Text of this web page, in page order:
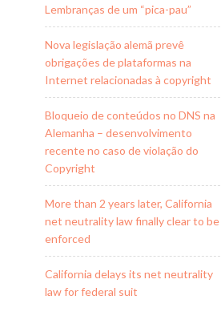
Lembranças de um “pica-pau”
Nova legislação alemã prevê
obrigações de plataformas na
Internet relacionadas à copyright
Bloqueio de conteúdos no DNS na
Alemanha – desenvolvimento
recente no caso de violação do
Copyright
More than 2 years later, California
net neutrality law finally clear to be
enforced
California delays its net neutrality
law for federal suit